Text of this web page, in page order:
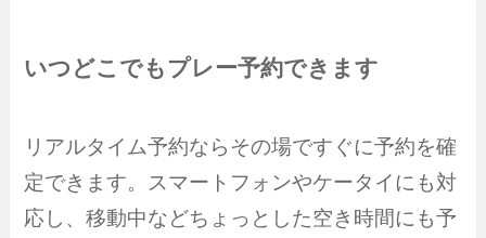
いつどこでもプレー予約できます
リアルタイム予約ならその場ですぐに予約を確
定できます。スマートフォンやケータイにも対
応し、移動中などちょっとした空き時間にも予